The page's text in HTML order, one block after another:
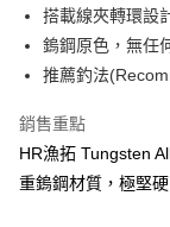
國泰世華商業銀行
臺灣中小企業銀行
匯豐（台灣）商業
聯邦商業銀行
元大商業銀行
台新國際商業銀行
台灣樂天信用卡公
街口支付
悠遊付
大哥付你分期
相關說明
【大哥付你分期使用
AFTEE先享後付
搭載線夾轉環設
鎢鋼原色，無任
推薦釣法
銷售重點
HR漁拓 Tungsten
重鎢鋼材質，極堅